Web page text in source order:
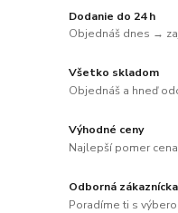
Dodanie do 24 h
Objednáš dnes →
Všetko skladom
Objednáš a hneď
Výhodné ceny
Najlepší pomer
Odborná
Poradíme ti s